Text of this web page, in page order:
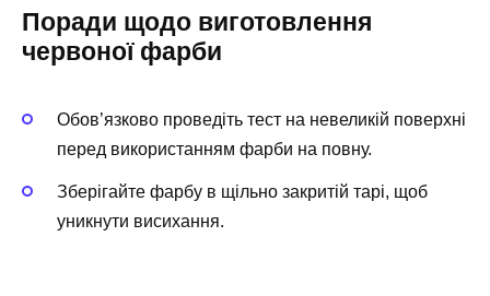
Поради щодо виготовлення
червоної фарби
Обов’язково проведіть тест на невеликій поверхні
перед використанням фарби на повну.
Зберігайте фарбу в щільно закритій тарі, щоб
уникнути висихання.